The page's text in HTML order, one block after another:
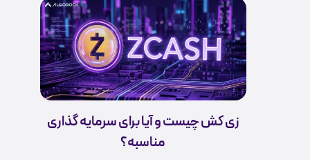
زی کش چیست و آیا برای سرمایه گذاری
مناسبه؟